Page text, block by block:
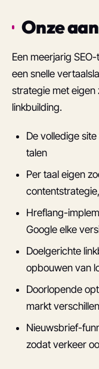
Onze
Een meerjarig
een snelle
strategie met
linkbuilding.
De volledige
talen
Per taal eigen
Hreflang-
Google elke
Doelgerichte
opbouwen van
Doorlopende
markt verschillen
Nieuwsbrief-
zodat verkeer